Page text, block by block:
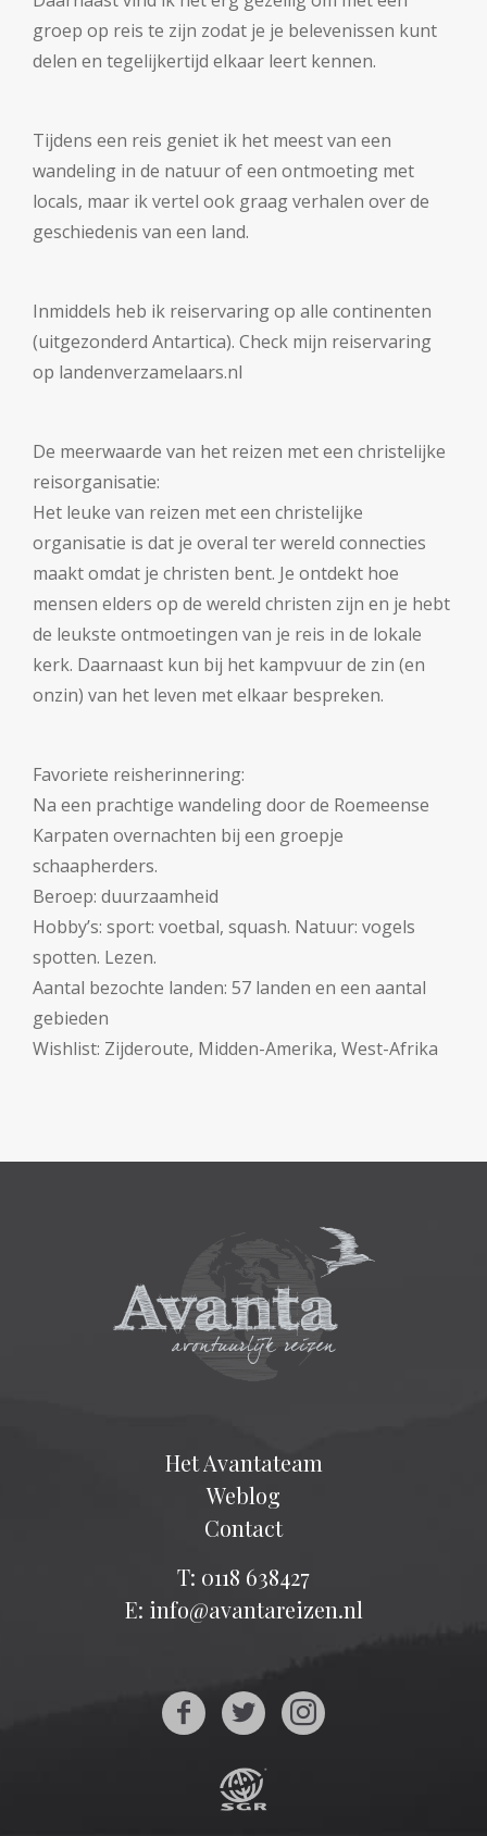
groep op reis te zijn zodat je je belevenissen kunt
delen en tegelijkertijd elkaar leert kennen.
Tijdens een reis geniet ik het meest van een
wandeling in de natuur of een ontmoeting met
locals, maar ik vertel ook graag verhalen over de
geschiedenis van een land.
Inmiddels heb ik reiservaring op alle continenten
(uitgezonderd Antartica). Check mijn reiservaring
op landenverzamelaars.nl
De meerwaarde van het reizen met een christelijke
reisorganisatie:
Het leuke van reizen met een christelijke
organisatie is dat je overal ter wereld connecties
maakt omdat je christen bent. Je ontdekt hoe
mensen elders op de wereld christen zijn en je hebt
de leukste ontmoetingen van je reis in de lokale
kerk. Daarnaast kun bij het kampvuur de zin (en
onzin) van het leven met elkaar bespreken.
Favoriete reisherinnering:
Na een prachtige wandeling door de Roemeense
Karpaten overnachten bij een groepje
schaapherders.
Beroep: duurzaamheid
Hobby’s: sport: voetbal, squash. Natuur: vogels
spotten. Lezen.
Aantal bezochte landen: 57 landen en een aantal
gebieden
Wishlist: Zijderoute, Midden-Amerika, West-Afrika
Het Avantateam
Weblog
Contact
T: 0118 638427
E: info@avantareizen.nl